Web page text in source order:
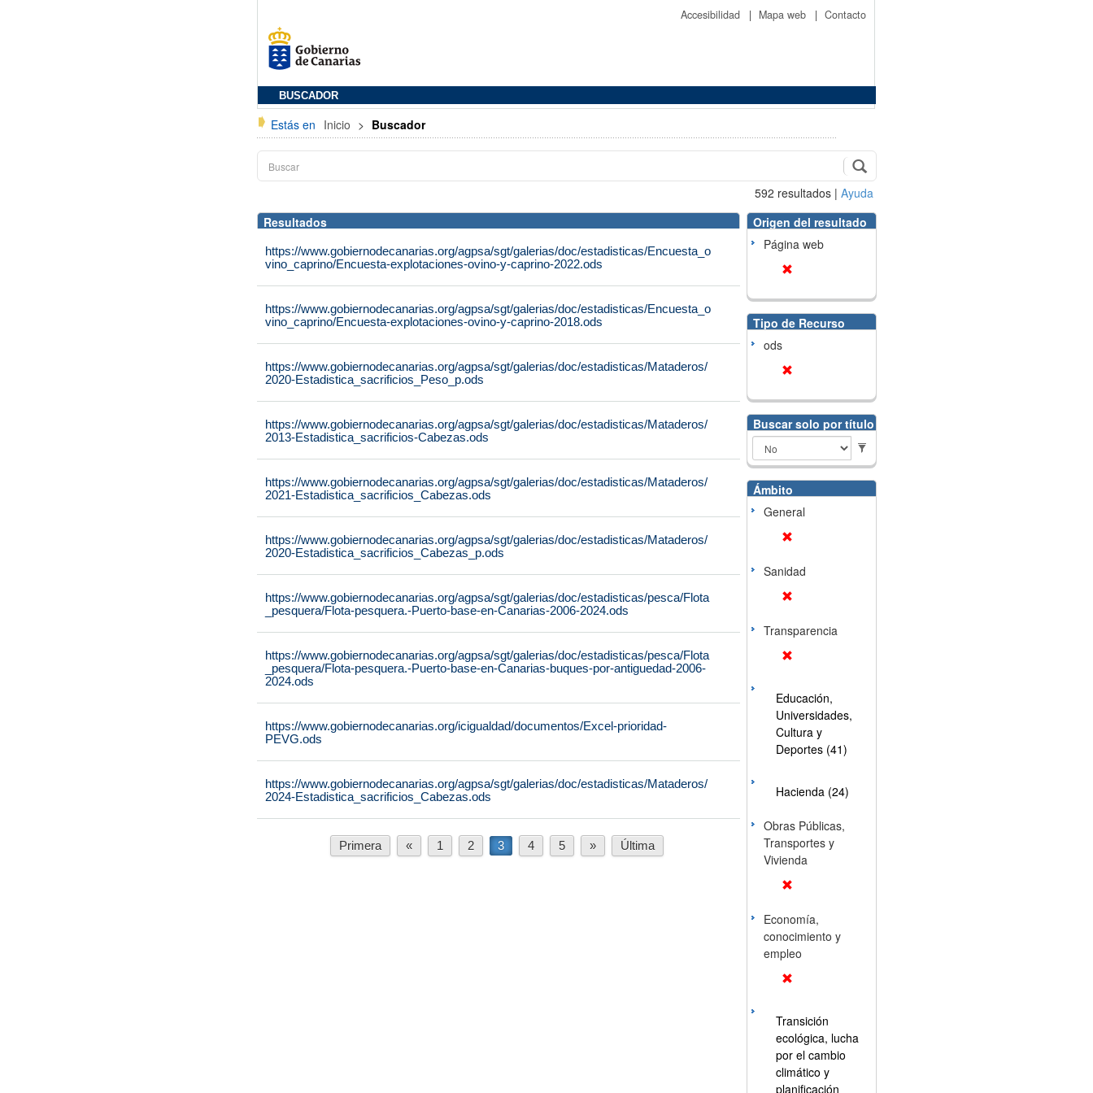
Accesibilidad | Mapa web | Contacto
BUSCADOR
Estás en Inicio > Buscador
592 resultados | Ayuda
Resultados
https://www.gobiernodecanarias.org/agpsa/sgt/galerias/doc/estadisticas/Encuesta_o
vino_caprino/Encuesta-explotaciones-ovino-y-caprino-2022.ods
https://www.gobiernodecanarias.org/agpsa/sgt/galerias/doc/estadisticas/Encuesta_o
vino_caprino/Encuesta-explotaciones-ovino-y-caprino-2018.ods
https://www.gobiernodecanarias.org/agpsa/sgt/galerias/doc/estadisticas/Mataderos/
2020-Estadistica_sacrificios_Peso_p.ods
https://www.gobiernodecanarias.org/agpsa/sgt/galerias/doc/estadisticas/Mataderos/
2013-Estadistica_sacrificios-Cabezas.ods
https://www.gobiernodecanarias.org/agpsa/sgt/galerias/doc/estadisticas/Mataderos/
2021-Estadistica_sacrificios_Cabezas.ods
https://www.gobiernodecanarias.org/agpsa/sgt/galerias/doc/estadisticas/Mataderos/
2020-Estadistica_sacrificios_Cabezas_p.ods
https://www.gobiernodecanarias.org/agpsa/sgt/galerias/doc/estadisticas/pesca/Flota
_pesquera/Flota-pesquera.-Puerto-base-en-Canarias-2006-2024.ods
https://www.gobiernodecanarias.org/agpsa/sgt/galerias/doc/estadisticas/pesca/Flota
_pesquera/Flota-pesquera.-Puerto-base-en-Canarias-buques-por-antiguedad-2006-
2024.ods
https://www.gobiernodecanarias.org/icigualdad/documentos/Excel-prioridad-
PEVG.ods
https://www.gobiernodecanarias.org/agpsa/sgt/galerias/doc/estadisticas/Mataderos/
2024-Estadistica_sacrificios_Cabezas.ods
Primera « 1 2 3 4 5 » Última
Origen del resultado
Página web
Tipo de Recurso
ods
Buscar solo por título
Ámbito
General
Sanidad
Transparencia
Educación,
Universidades,
Cultura y
Deportes (41)
Hacienda (24)
Obras Públicas,
Transportes y
Vivienda
Economía,
conocimiento y
empleo
Transición
ecológica, lucha
por el cambio
climático y
planificación